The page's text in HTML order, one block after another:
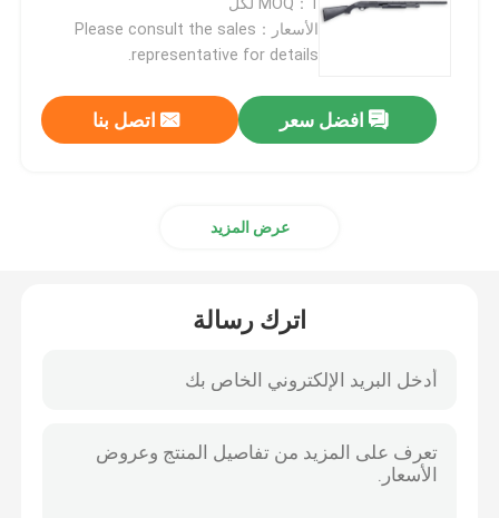
بنادق الدفاع عن المنزل
البنادق التكتيكية
قطع غيار بندقية
MOQ：1 لكل
الأسعار：Please consult the sales
representative for details.
افضل سعر اتصل بنا
عرض المزيد
اترك رسالة